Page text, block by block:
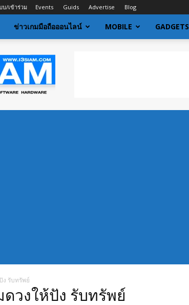
บ/เข้าร่วม Events Guids Advertise Blog
ข่าวเกมมือถือออนไลน์ MOBILE GADGETS
ง รับทรัพย์
ดวงให้ปัง รับทรัพย์